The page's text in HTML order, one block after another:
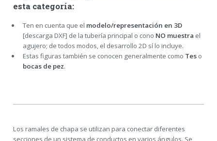
esta categoría:
Ten en cuenta que el modelo/representación en 3D
[descarga DXF] de la tubería principal o cono NO muestra el
agujero; de todos modos, el desarrollo 2D sí lo incluye.
Estas figuras también se conocen generalmente como Teso
bocas de pez.
Los ramales de chapa se utilizan para conectar diferentes
secciones de un sistema de conductos en varios ángulos. Se